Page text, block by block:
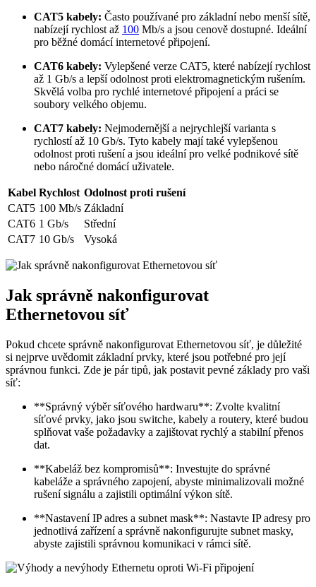
CAT5 kabely: Často používané pro základní nebo menší sítě,
nabízejí rychlost až 100 Mb/s a jsou cenově dostupné. Ideální
pro běžné domácí internetové připojení.
CAT6 kabely: Vylepšené verze CAT5, které nabízejí rychlost
až 1 Gb/s a lepší odolnost proti elektromagnetickým rušením.
Skvělá volba pro rychlé internetové připojení a práci se
soubory velkého objemu.
CAT7 kabely: Nejmodernější a nejrychlejší varianta s
rychlostí až 10 Gb/s. Tyto kabely mají také vylepšenou
odolnost proti rušení a jsou ideální pro velké podnikové sítě
nebo náročné domácí uživatele.
Kabel Rychlost Odolnost proti rušení
CAT5 100 Mb/s Základní
CAT6 1 Gb/s
Střední
CAT7 10 Gb/s Vysoká
Jak správně nakonfigurovat
Ethernetovou síť
Pokud chcete správně nakonfigurovat Ethernetovou síť, je důležité
si nejprve uvědomit základní prvky, které jsou potřebné pro její
správnou funkci. Zde je pár tipů, jak postavit pevné základy pro vaši
síť:
**Správný výběr síťového hardwaru**: Zvolte kvalitní
síťové prvky, jako jsou switche, kabely a routery, které budou
splňovat vaše požadavky a zajištovat rychlý a stabilní přenos
dat.
**Kabeláž bez kompromisů**: Investujte do správné
kabeláže a správného zapojení, abyste minimalizovali možné
rušení signálu a zajistili optimální výkon sítě.
**Nastavení IP adres a subnet mask**: Nastavte IP adresy pro
jednotlivá zařízení a správně nakonfigurujte subnet masky,
abyste zajistili správnou komunikaci v rámci sítě.